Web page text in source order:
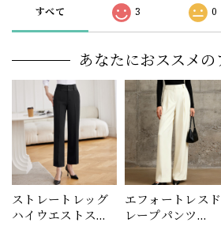
すべて 3 0
あなたにおススメの
ストレートレッグ
ハイウエストスー
エフォートレスド
レープパンツ